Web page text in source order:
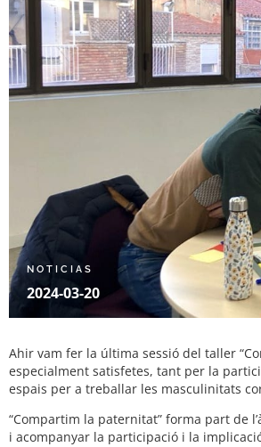
NOTICIAS
2024-03-20
Ahir vam fer la última sessió del taller
especialment satisfetes, tant per la
espais per a treballar les masculinitats
“Compartim la paternitat” forma part de
i acompanyar la participació i la